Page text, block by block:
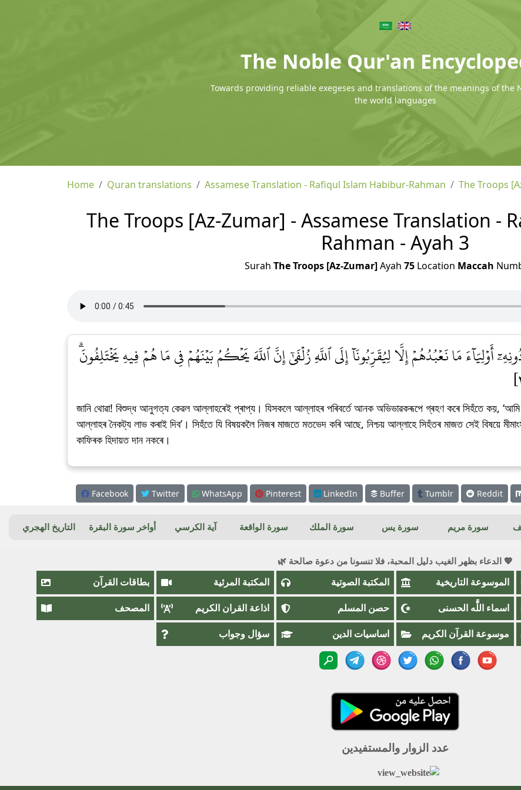
The Noble Qur'an
Towards providing reliable exegeses and translations of the meanings of the
the world languages
Home Quran translations Assamese Translation - Rafiqul Islam Habibur-Rahman The Troops
The Troops [Az-Zumar] - Assamese Translation -
Rahman - Ayah 3
Surah The Troops [Az-Zumar]Ayah 75Location Maccah
أَوۡلِيَآءَ مَا نَعۡبُدُهُمۡ إِلَّا لِيُقَرِّبُونَآ إِلَى ٱللَّهِ زُلۡفَىٰٓ إِنَّ ٱللَّهَ يَحۡكُمُ بَيۡنَهُمۡ فِي مَا هُمۡ فِيهِ يَخۡتَلِفُونَۗ
জানি থোৱা! বিশুদ্ধ আনুগত্য কেৱল আল্লাহৰেই প্ৰাপ্য। যিসকলে আল্লাহৰ পৰিবৰ্তে আনক অভিভাৱকৰূপে গ্ৰহণ কৰে সিহঁতে কয়,
আল্লাহৰ নৈকট্য লাভ কৰাই দিব’। সিহঁতে যি বিষয়কলৈ নিজৰ মাজতে মতভেদ কৰি আছে, নিশ্চয় আল্লাহে সিহঁতৰ মাজত সেই বিষয়ে
কাফিৰক হিদায়ত দান নকৰে।
Facebook Twitter WhatsApp Pinterest LinkedIn Buffer Tumblr Reddit
سورة مريم سورة يس سورة الملك سورة الواقعة آية الكرسي أواخر سورة البقرة التاريخ الهجري
💖 الدعاء بظهر الغيب دليل المحبة، فلا تنسونا من دعوة صالحة 🌿
الموسوعة التاريخية المكتبة الصوتية المكتبة المرئية بطاقات القرآن
اسماء اللَّٰه الحسنى حصن المسلم اذاعة القران الكريم المصحف
موسوعة القرآن الكريم اساسيات الدين سؤال وجواب
عدد الزوار والمستفيدين